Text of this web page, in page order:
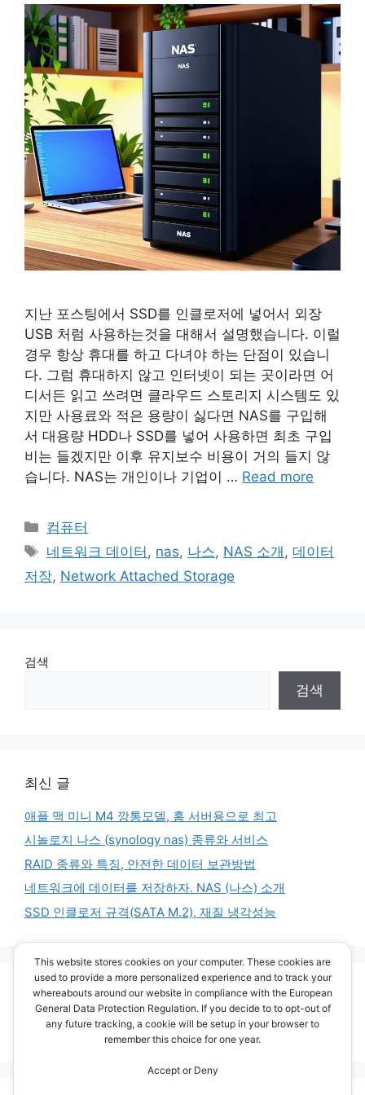
지난 포스팅에서 SSD를 인클로저에 넣어서 외장
USB 처럼 사용하는것을 대해서 설명했습니다. 이럴
경우 항상 휴대를 하고 다녀야 하는 단점이 있습니
다. 그럼 휴대하지 않고 인터넷이 되는 곳이라면 어
디서든 읽고 쓰려면 클라우드 스토리지 시스템도 있
지만 사용료와 적은 용량이 싫다면 NAS를 구입해
서 대용량 HDD나 SSD를 넣어 사용하면 최초 구입
비는 들겠지만 이후 유지보수 비용이 거의 들지 않
습니다. NAS는 개인이나 기업이 … Read more
Categories
컴퓨터
Tags
네트워크 데이터 , nas, 나스, NAS 소개 ,데이터
저장, Network Attached Storage
검색
검색
최신 글
애플 맥 미니 M4 깡통모델, 홈 서버용으로 최고
시놀로지 나스 (synology nas) 종류와 서비스
RAID 종류와 특징, 안전한 데이터 보관방법
네트워크에 데이터를 저장하자. NAS (나스) 소개
SSD 인클로저 규격(SATA M.2), 재질 냉각성능
최신 댓글
보여줄 댓글 없음.
This website stores cookies on your computer. These cookies are
used to provide a more personalized experience and to track your
whereabouts around our website in compliance with the European
General Data Protection Regulation. If you decide to to opt-out of
any future tracking, a cookie will be setup in your browser to
remember this choice for one year.
Accept or Deny